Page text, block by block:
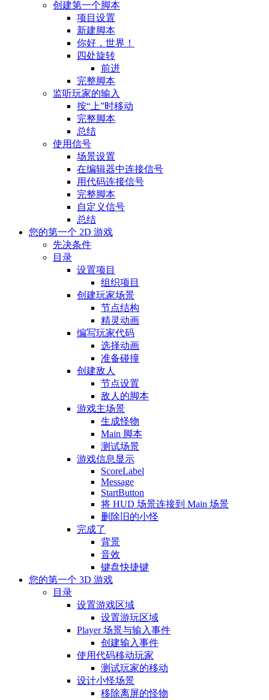
创建第一个脚本
项目设置
新建脚本
你好，世界！
四处旋转
前进
完整脚本
监听玩家的输入
按“上”时移动
完整脚本
总结
使用信号
场景设置
在编辑器中连接信号
用代码连接信号
完整脚本
自定义信号
总结
您的第一个 2D 游戏
先决条件
目录
设置项目
组织项目
创建玩家场景
节点结构
精灵动画
编写玩家代码
选择动画
准备碰撞
创建敌人
节点设置
敌人的脚本
游戏主场景
生成怪物
Main 脚本
测试场景
游戏信息显示
ScoreLabel
Message
StartButton
将 HUD 场景连接到 Main 场景
删除旧的小怪
完成了
背景
音效
键盘快捷键
您的第一个 3D 游戏
目录
设置游戏区域
设置游玩区域
Player 场景与输入事件
创建输入事件
使用代码移动玩家
测试玩家的移动
设计小怪场景
移除离屏的怪物